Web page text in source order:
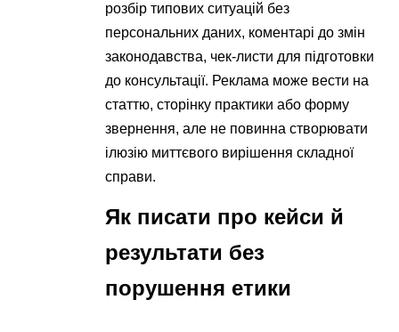
розбір типових ситуацій без
персональних даних, коментарі до змін
законодавства, чек-листи для підготовки
до консультації. Реклама може вести на
статтю, сторінку практики або форму
звернення, але не повинна створювати
ілюзію миттєвого вирішення складної
справи.
Як писати про кейси й
результати без
порушення етики